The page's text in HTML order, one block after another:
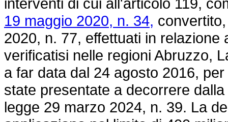
19 maggio 2020, n. 34,
2020, n. 77, effettuati in
verificatisi nelle regioni Abruzzo,
a far data dal 24 agosto 2016,
state presentate a decorrere
legge 29 marzo 2024, n. 39. La